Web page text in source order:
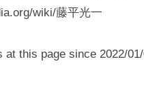
wiki/藤平光一
at this page since 2022/